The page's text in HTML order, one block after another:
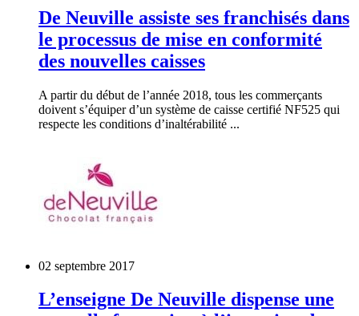
De Neuville assiste ses franchisés dans
le processus de mise en conformité
des nouvelles caisses
A partir du début de l’année 2018, tous les commerçants
doivent s’équiper d’un système de caisse certifié NF525 qui
respecte les conditions d’inaltérabilité ...
02 septembre 2017
L’enseigne De Neuville dispense une